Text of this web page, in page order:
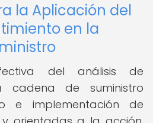
la Aplicación del
en la
del análisis de
cadena de suministro
e implementación de